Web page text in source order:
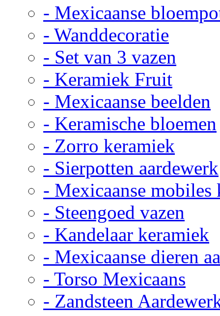
- Mexicaanse
- Wanddecoratie
- Set van 3 vazen
- Keramiek Fruit
- Mexicaanse beelden
- Keramische bloemen
- Zorro keramiek
- Sierpotten aardewerk
- Mexicaanse mobiles
- Steengoed vazen
- Kandelaar keramiek
- Mexicaanse dieren
- Torso Mexicaans
- Zandsteen